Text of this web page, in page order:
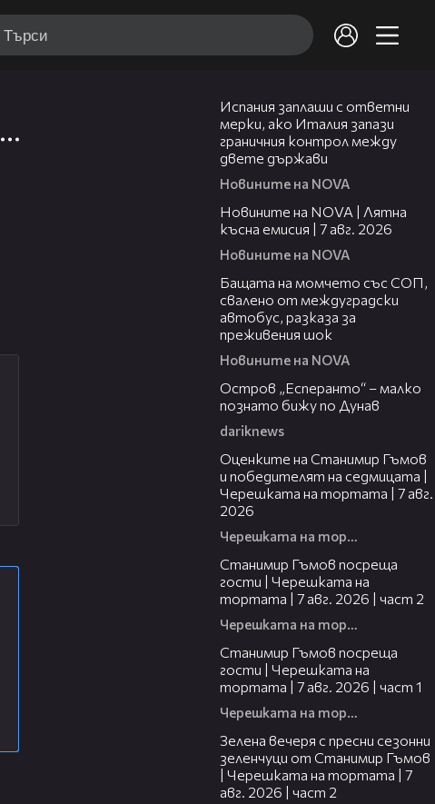
Испания заплаши с ответни
мерки, ако Италия запази
граничния контрол между
двете държави
Новините на NOVA
Новините на NOVA | Лятна
късна емисия | 7 авг. 2026
Новините на NOVA
Бащата на момчето със СОП,
свалено от междуградски
автобус, разказа за
преживения шок
Новините на NOVA
Остров „Есперанто“ – малко
познато бижу по Дунав
dariknews
Оценките на Станимир Гъмов
и победителят на седмицата |
Черешката на тортата | 7 авг.
2026
Черешката на тортата
Станимир Гъмов посреща
гости | Черешката на
тортата | 7 авг. 2026 | част 2
Черешката на тортата
Станимир Гъмов посреща
гости | Черешката на
тортата | 7 авг. 2026 | част 1
Черешката на тортата
Зелена вечеря с пресни сезонни
зеленчуци от Станимир Гъмов
| Черешката на тортата | 7
авг. 2026 | част 2